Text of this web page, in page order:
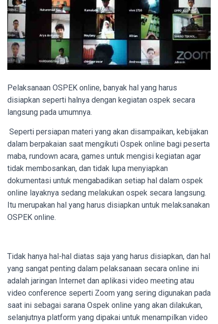
Pelaksanaan OSPEK online, banyak hal yang harus
disiapkan seperti halnya dengan kegiatan ospek secara
langsung pada umumnya.
Seperti persiapan materi yang akan disampaikan, kebijakan
dalam berpakaian saat mengikuti Ospek online bagi peserta
maba, rundown acara, games untuk mengisi kegiatan agar
tidak membosankan, dan tidak lupa menyiapkan
dokumentasi untuk mengabadikan setiap hal dalam ospek
online layaknya sedang melakukan ospek secara langsung.
Itu merupakan hal yang harus disiapkan untuk melaksanakan
OSPEK online.
Tidak hanya hal-hal diatas saja yang harus disiapkan, dan hal
yang sangat penting dalam pelaksanaan secara online ini
adalah jaringan Internet dan aplikasi video meeting atau
video conference seperti Zoom yang sering digunakan pada
saat ini sebagai sarana Ospek online yang akan dilakukan,
selanjutnya platform yang dipakai untuk menampilkan video